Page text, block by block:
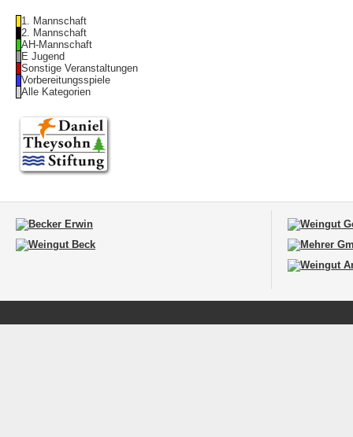
1. Mannschaft
2. Mannschaft
AH-Mannschaft
E Jugend
Sonstige Veranstaltungen
Vorbereitungsspiele
Alle Kategorien